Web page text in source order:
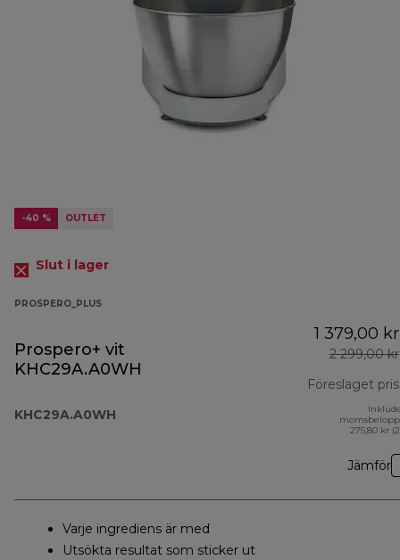
-40 % OUTLET
Slut i lager
PROSPERO_PLUS
Prospero+ vit
KHC29A.A0WH
KHC29A.A0WH
1 379,00 kr
2 299,00 kr
Föreslaget pris
275,80 kr
Jämför
Varje ingrediens är med
Utsökta resultat som sticker ut